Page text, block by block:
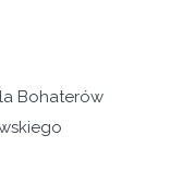
Bohaterów